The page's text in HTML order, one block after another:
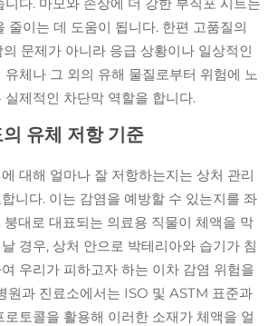
줄이는 데 도움이 됩니다. 한편 고품질의
문제가 아니라 응급 상황이나 일상적인
유체나 그 외의 유해 물질로부터 위험에 노
실제적인 차단막 역할을 합니다.
유체 저항 기준
대해 얼마나 잘 저항하는지는 상처 관리
니다. 이는 감염을 예방할 수 있는지를 좌
붕대로 대표되는 의료용 직물이 체액을 막
경우, 상처 안으로 박테리아와 습기가 침
우리가 피하고자 하는 이차 감염 위험을
원과 진료소에서는 ISO 및 ASTM 표준과
로토콜을 활용해 이러한 소재가 체액을 얼